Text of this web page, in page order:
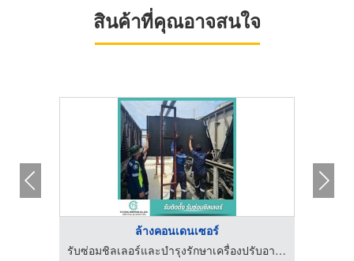
สินค้าที่คุณอาจสนใจ
ล้างคอนเดนเซอร์
รับซ่อมชิลเลอร์และบำรุงรักษาเครื่องปรับอากาศ - T.S Cool Services